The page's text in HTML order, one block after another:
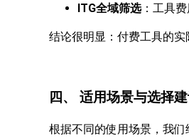
ITG全域筛选：工具
结论很明显：付费工具的实
四、 适用场景与选择
根据不同的使用场景，我们